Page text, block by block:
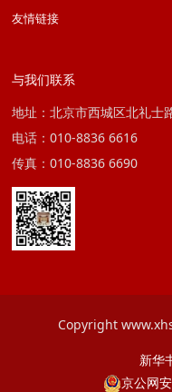
友情链接
与我们联系
地址：北京市西城区北礼士
电话：010-8836 6616
传真：010-8836 6690
Copyright
新华
京公网